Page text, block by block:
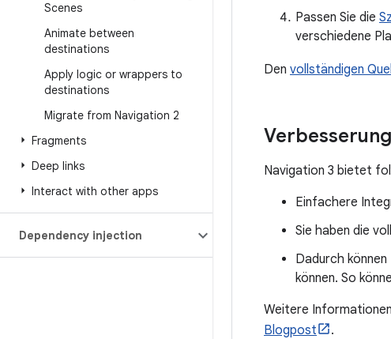
Scenes
Animate between
destinations
Apply logic or wrappers to
destinations
Migrate from Navigation 2
Fragments
Deep links
Interact with other apps
Dependency injection
Passen Sie die
verschiedene
Den vollständigen
Navigation 3 bietet
Einfachere
Sie haben die
Dadurch
können. So
Weitere
Blogpost
.